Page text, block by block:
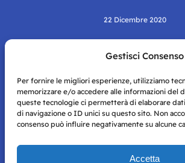
Gestisci Consenso
Per fornire le migliori esperienze, utilizziamo
memorizzare e/o accedere alle informazioni del
queste tecnologie ci permetterà di elaborare
di navigazione o ID unici su questo sito. Non
consenso può influire negativamente su alcune
Accetta
22 Dicembre 2020
Napoli con autorizzazione numero 38 del 25/9/
Tutte le immagini e i contenuti su questo sito